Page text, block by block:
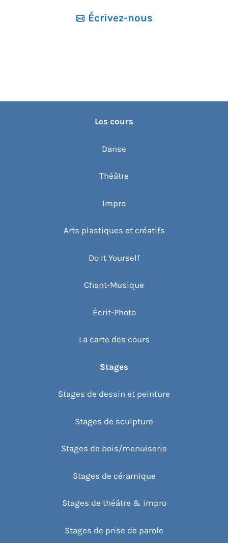
Écrivez-nous
Les cours
Danse
Théâtre
Impro
Arts plastiques et créatifs
Do It Yourself
Chant-Musique
Écrit-Photo
La carte des cours
Stages
Stages de dessin et peinture
Stages de sculpture
Stages de bois/menuiserie
Stages de céramique
Stages de théâtre & impro
Stages de prise de parole